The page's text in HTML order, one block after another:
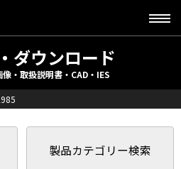
ダウンロード
・取扱説明書・CAD・IES
製品カテゴリー検索